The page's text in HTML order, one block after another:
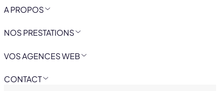
A PROPOS
NOS PRESTATIONS
VOS AGENCES WEB
CONTACT